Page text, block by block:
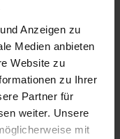
Anzeigen zu
Medien anbieten
Website zu
zu Ihrer
Partner für
weiter. Unsere
mit